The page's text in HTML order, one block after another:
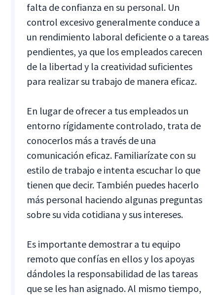
falta de confianza en su personal. Un
control excesivo generalmente conduce a
un rendimiento laboral deficiente o a tareas
pendientes, ya que los empleados carecen
de la libertad y la creatividad suficientes
para realizar su trabajo de manera eficaz.
En lugar de ofrecer a tus empleados un
entorno rígidamente controlado, trata de
conocerlos más a través de una
comunicación eficaz. Familiarízate con su
estilo de trabajo e intenta escuchar lo que
tienen que decir. También puedes hacerlo
más personal haciendo algunas preguntas
sobre su vida cotidiana y sus intereses.
Es importante demostrar a tu equipo
remoto que confías en ellos y los apoyas
dándoles la responsabilidad de las tareas
que se les han asignado. Al mismo tiempo,